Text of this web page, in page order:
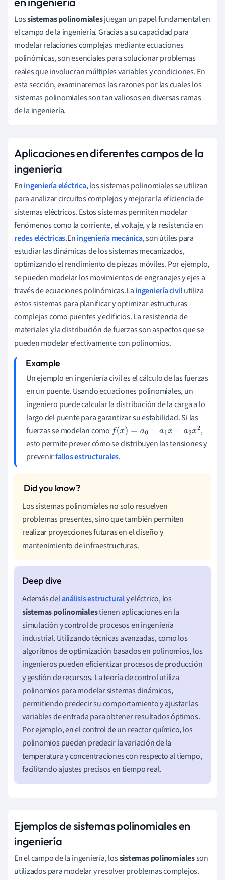
Lossistemas polinomialesjuegan un papel fundamental en
el campo de la ingeniería. Gracias a su capacidad para
modelar relaciones complejas mediante ecuaciones
polinómicas, son esenciales para solucionar problemas
reales que involucran múltiples variables y condiciones. En
esta sección, examinaremos las razones por las cuales los
sistemas polinomiales son tan valiosos en diversas ramas
de la ingeniería.
Aplicaciones en diferentes campos de la
ingeniería
Eningeniería eléctrica, los sistemas polinomiales se utilizan
para analizar circuitos complejos y mejorar la eficiencia de
sistemas eléctricos. Estos sistemas permiten modelar
fenómenos como la corriente, el voltaje, y la resistencia en
redes eléctricas.Eningeniería mecánica, son útiles para
estudiar las dinámicas de los sistemas mecanizados,
optimizando el rendimiento de piezas móviles. Por ejemplo,
se pueden modelar los movimientos de engranajes y ejes a
través de ecuaciones polinómicas.Laingeniería civilutiliza
estos sistemas para planificar y optimizar estructuras
complejas como puentes y edificios. La resistencia de
materiales y la distribución de fuerzas son aspectos que se
pueden modelar efectivamente con polinomios.
Un ejemplo en ingeniería civil es el cálculo de las fuerzas
en un puente. Usando ecuaciones polinomiales, un
ingeniero puede calcular la distribución de la carga a lo
largo del puente para garantizar su estabilidad. Si las
fuerzas se modelan como f(x)=a 0+ a1x +a2x2
,
esto permite prever cómo se distribuyen las tensiones y
prevenirfallos estructurales.
Los sistemas polinomiales no solo resuelven
problemas presentes, sino que también permiten
realizar proyecciones futuras en el diseño y
mantenimiento de infraestructuras.
Además delanálisis estructuraly eléctrico, los
sistemas polinomialestienen aplicaciones en la
simulación y control de procesos en ingeniería
industrial. Utilizando técnicas avanzadas, como los
algoritmos de optimización basados en polinomios, los
ingenieros pueden eficientizar procesos de producción
y gestión de recursos. La teoría de control utiliza
polinomios para modelar sistemas dinámicos,
permitiendo predecir su comportamiento y ajustar las
variables de entrada para obtener resultados óptimos.
Por ejemplo, en el control de un reactor químico, los
polinomios pueden predecir la variación de la
temperatura y concentraciones con respecto al tiempo,
facilitando ajustes precisos en tiempo real.
Ejemplos de sistemas polinomiales en
ingeniería
En el campo de la ingeniería, lossistemas polinomialesson
utilizados para modelar y resolver problemas complejos.